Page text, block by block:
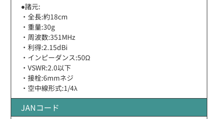
●諸元:
・全長:約18cm
・重量:30g
・周波数:351MHz
・利得:2.15dBi
・インピーダンス:50Ω
・VSWR:2.0以下
・接栓:6mmネジ
・空中線形式:1/4λ
JANコード